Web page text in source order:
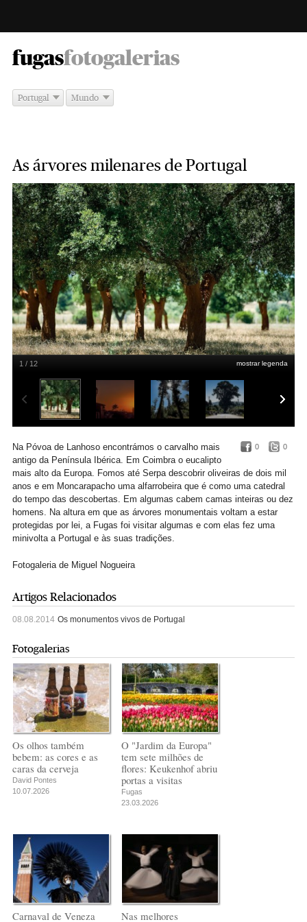
fugas -
fotogalerias
Portugal Mundo
As árvores milenares de Portugal
mostrar legenda
1 / 12
0 0
Na Póvoa de Lanhoso encontrámos o carvalho mais
antigo da Península Ibérica. Em Coimbra o eucalipto
mais alto da Europa. Fomos até Serpa descobrir oliveiras de dois mil
anos e em Moncarapacho uma alfarrobeira que é como uma catedral
do tempo das descobertas. Em algumas cabem camas inteiras ou dez
homens. Na altura em que as árvores monumentais voltam a estar
protegidas por lei, a Fugas foi visitar algumas e com elas fez uma
minivolta a Portugal e às suas tradições.
Fotogaleria de Miguel Nogueira
Artigos Relacionados
08.08.2014 Os monumentos vivos de Portugal
Fotogalerias
Os olhos também
bebem: as cores e as
caras da cerveja
David Pontes
10.07.2026
O "Jardim da Europa"
tem sete milhões de
flores: Keukenhof abriu
portas a visitas
Fugas
23.03.2026
Carnaval de Veneza
Nas melhores